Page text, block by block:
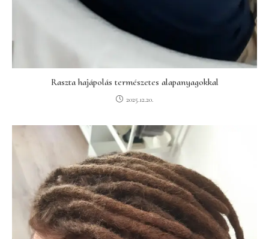
Raszta hajápolás természetes alapanyagokkal
2025.12.20.